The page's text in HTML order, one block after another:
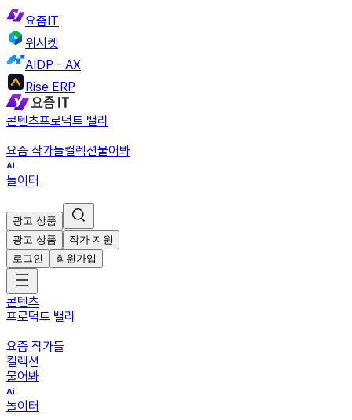
요즘IT
위시켓
AIDP - AX
Rise ERP
콘텐츠프로덕트 밸리
요즘 작가들컬렉션물어봐
놀이터
광고 상품
광고 상품
작가 지원
로그인
회원가입
콘텐츠
프로덕트 밸리
요즘 작가들
컬렉션
물어봐
놀이터